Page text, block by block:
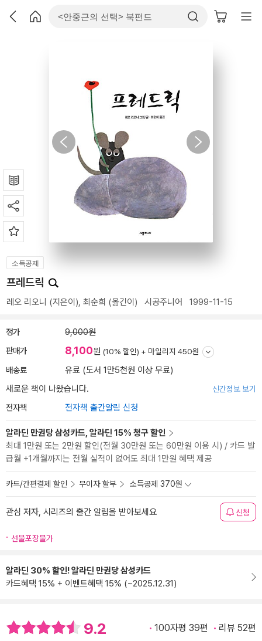
소득공제
프레드릭
레오 리오니 (지은이), 최순희 (옮긴이) 시공주니어 1999-11-15
정가 9,000원
판매가 8,100원 (10% 할인) + 마일리지 450원
배송료
유료 (도서 1만5천원 이상 무료)
새로운 책이 나왔습니다.
신간정보 보기
전자책 전자책 출간알림 신청
알라딘 만권당 삼성카드, 알라딘 15% 청구 할인
최대 1만원 또는 2만원 할인(전월 30만원 또는 60만원 이용 시) / 카드 발
급월 +1개월까지는 전월 실적이 없어도 최대 1만원 혜택 제공
카드/간편결제 할인 무이자 할부 소득공제 370원
관심 저자, 시리즈의 출간 알림을 받아보세요 신청
선물포장불가
알라딘 30% 할인! 알라딘 만권당 삼성카드
카드혜택 15% + 이벤트혜택 15% (~2025.12.31)
9.2 100자평 39편 리뷰 52편